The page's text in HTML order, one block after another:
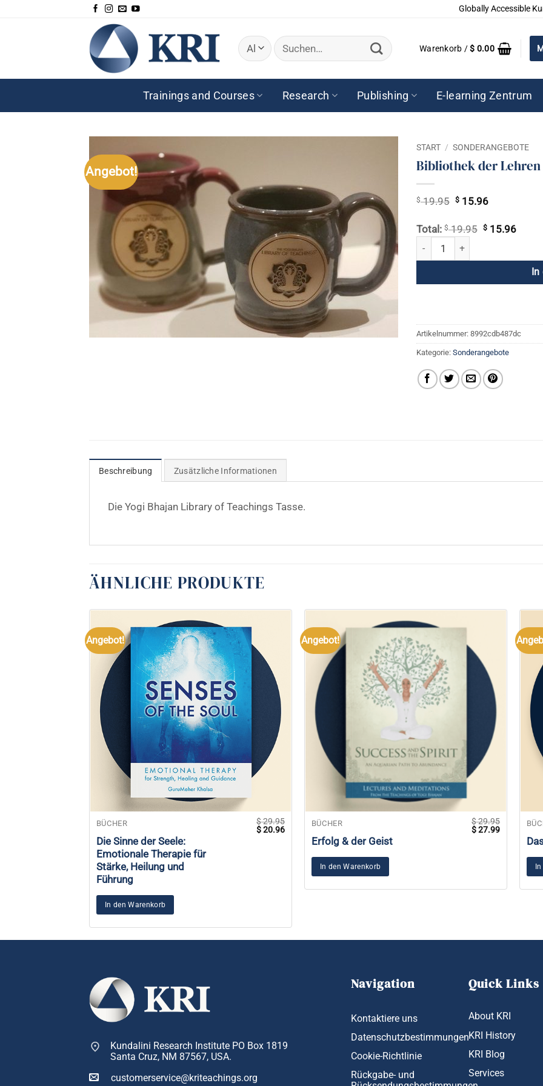
Globally Accessible
Suchen
nach:
Warenkorb /$ 0.00
Trainings and Courses Research Publishing E-learning Zentrum
Angebot!
START / SONDERANGEBOTE
Bibliothek der Lehren
$19.95 Ursprünglicher
war:
$15.96Aktueller
ist:
Total: $19.95 $15.96
$
Bibliothek der Lehren Tassen
Artikelnummer: 8992cdb487dc
Kategorie: Sonderangebote
Beschreibung Zusätzliche Informationen
Die Yogi Bhajan Library of Teachings Tasse.
ÄHNLICHE PRODUKTE
Angebot!
BÜCHER
Die Sinne der Seele:
Emotionale Therapie für
Stärke, Heilung und
Führung
$29.95
Ursprünglicher
$20.96Aktueller
$ 20.96.
In den Warenkorb
Angebot!
BÜCHER
Erfolg & der Geist
$29.95
Ursprünglicher
$27.99Aktueller
$ 27.99.
In den Warenkorb
Kundalini Research Institute PO Box 1819
Santa Cruz, NM 87567, USA.
customerservice@kriteachings.org
Navigation
Kontaktiere uns
Datenschutzbestimmungen
Cookie-Richtlinie
Rückgabe- und
Quick Links
About KRI
KRI History
KRI Blog
Services